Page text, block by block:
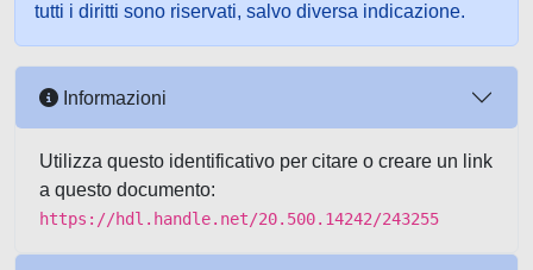
tutti i diritti sono riservati, salvo diversa indicazione.
Informazioni
Utilizza questo identificativo per citare o creare un link
a questo documento:
https://hdl.handle.net/20.500.14242/243255